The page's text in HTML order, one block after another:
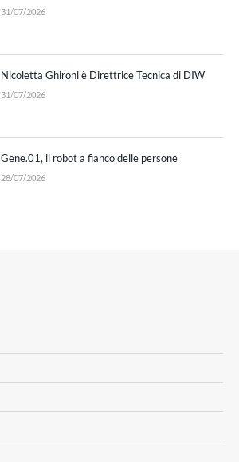
31/07/2026
Nicoletta Ghironi è Direttrice Tecnica di DIW
31/07/2026
Gene.01, il robot a fianco delle persone
28/07/2026